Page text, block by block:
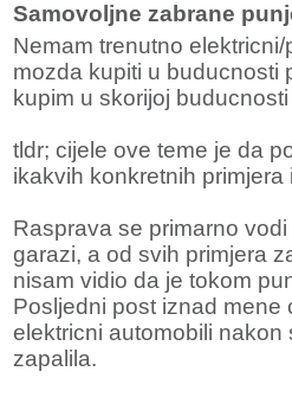
Samovoljne zabrane
Nemam trenutno
mozda kupiti u buducnosti
kupim u skorijoj
tldr; cijele ove teme je da
ikakvih konkretnih
Rasprava se primarno
garazi, a od svih primjera
nisam vidio da je tokom
Posljedni post iznad mene
elektricni automobili
zapalila.